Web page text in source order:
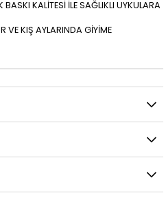
KALİTESİ İLE SAĞLIKLI UYKULARA
VE KIŞ AYLARINDA GİYİME